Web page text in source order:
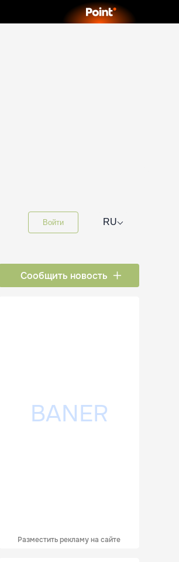
Войти RU⌵
Сообщить новость
Разместить рекламу на сайте